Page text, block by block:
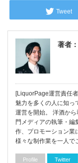
Tweet
著者
[LiquorPage運営責任
魅力を多くの人に知
運営を開始。 洋酒か
門メディアの執筆・編
作、プロモーション業
様々な制作業を一人で
Profile Twitter